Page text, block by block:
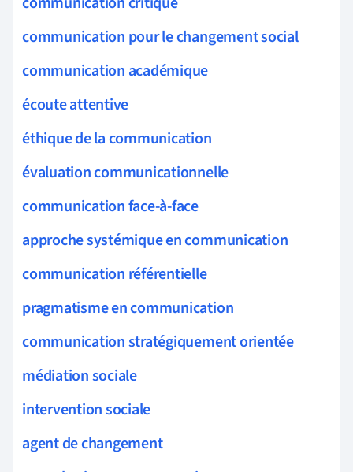
communication pour le changement social
communication académique
écoute attentive
éthique de la communication
évaluation communicationnelle
communication face-à-face
approche systémique en communication
communication référentielle
pragmatisme en communication
communication stratégiquement orientée
médiation sociale
intervention sociale
agent de changement